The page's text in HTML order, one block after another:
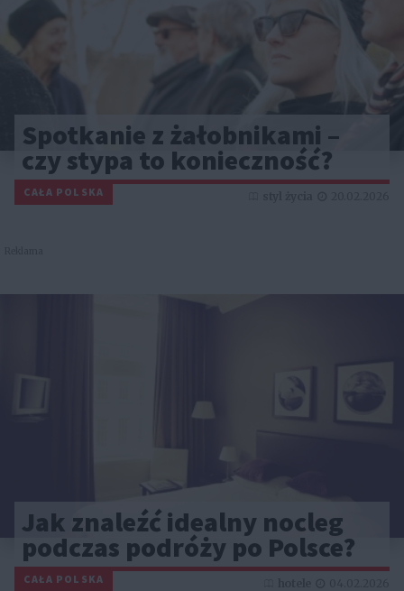
Spotkanie z żałobnikami –
czy stypa to konieczność?
CAŁA POLSKA
Jak znaleźć idealny nocleg
podczas podróży po Polsce?
CAŁA POLSKA